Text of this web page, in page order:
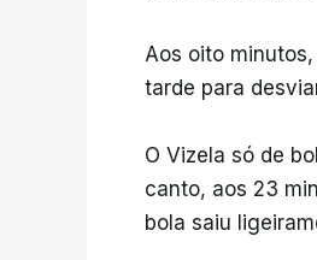
Aos oito
tarde para
O Vizela só de
canto, aos 23
bola saiu